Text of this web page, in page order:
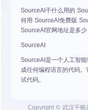
SourceAI干什么用的
何用 SourceAI免费版
SourceAI官网地址是多少
SourceAI
SourceAI是一个人工智
成任何编程语言的代码。
试代码。
Copyright © 武汉千晓